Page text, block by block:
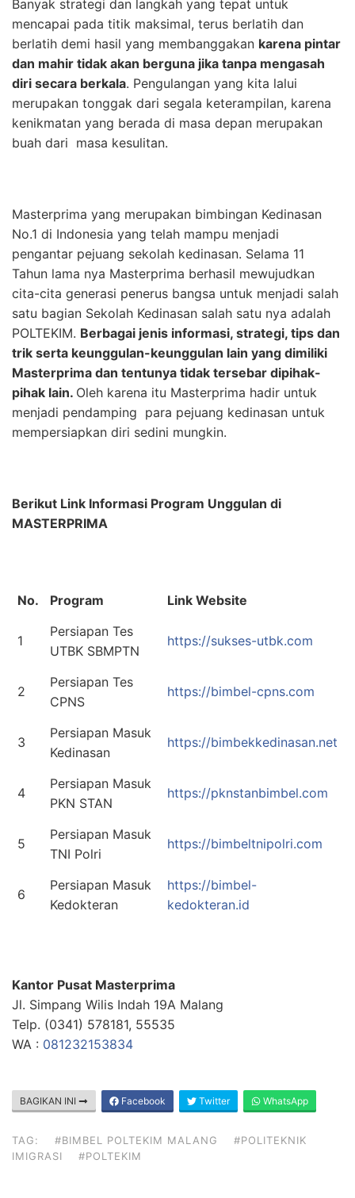
Banyak strategi dan langkah yang tepat untuk
mencapai pada titik maksimal, terus berlatih dan
berlatih demi hasil yang membanggakan karena pintar
dan mahir tidak akan berguna jika tanpa mengasah
diri secara berkala. Pengulangan yang kita lalui
merupakan tonggak dari segala keterampilan, karena
kenikmatan yang berada di masa depan merupakan
buah dari masa kesulitan.
Masterprima yang merupakan bimbingan Kedinasan
No.1 di Indonesia yang telah mampu menjadi
pengantar pejuang sekolah kedinasan. Selama 11
Tahun lama nya Masterprima berhasil mewujudkan
cita-cita generasi penerus bangsa untuk menjadi salah
satu bagian Sekolah Kedinasan salah satu nya adalah
POLTEKIM. Berbagai jenis informasi, strategi, tips dan
trik serta keunggulan-keunggulan lain yang dimiliki
Masterprima dan tentunya tidak tersebar dipihak-
pihak lain. Oleh karena itu Masterprima hadir untuk
menjadi pendamping para pejuang kedinasan untuk
mempersiapkan diri sedini mungkin.
Berikut Link Informasi Program Unggulan di
MASTERPRIMA
No. Program Link Website
1
Persiapan Tes
UTBK SBMPTN
https://sukses-utbk.com
2
Persiapan Tes
CPNS
https://bimbel-cpns.com
3
Persiapan Masuk
Kedinasan
https://bimbekkedinasan.net
4
Persiapan Masuk
PKN STAN
https://pknstanbimbel.com
5
Persiapan Masuk
TNI Polri
https://bimbeltnipolri.com
6
Persiapan Masuk
Kedokteran
https://bimbel-
kedokteran.id
Kantor Pusat Masterprima
Jl. Simpang Wilis Indah 19A Malang
Telp. (0341) 578181, 55535
WA : 081232153834
BAGIKAN INI Facebook Twitter WhatsApp
TAG: #BIMBEL POLTEKIM MALANG
#POLITEKNIK
IMIGRASI
#POLTEKIM